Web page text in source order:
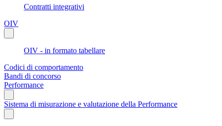
Contratti integrativi
OIV
OIV - in formato tabellare
Codici di comportamento
Bandi di concorso
Performance
Sistema di misurazione e valutazione della Performance